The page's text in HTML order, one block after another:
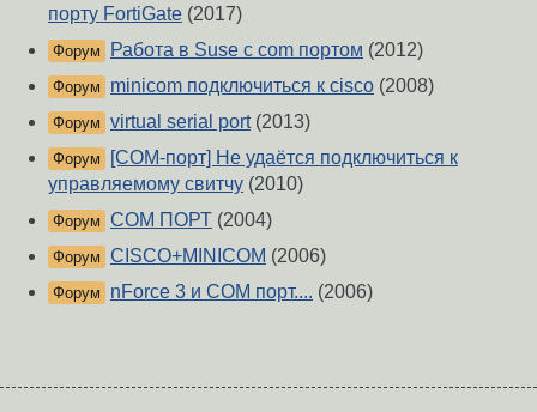
порту FortiGate (2017)
Форум Работа в Suse с com портом (2012)
Форум minicom подключиться к cisco (2008)
Форум virtual serial port(2013)
Форум
[COM-порт] Не удаётся подключиться к
управляемому свитчу (2010)
Форум COM ПОРТ (2004)
Форум CISCO+MINICOM (2006)
Форум nForce 3 и COM порт.... (2006)